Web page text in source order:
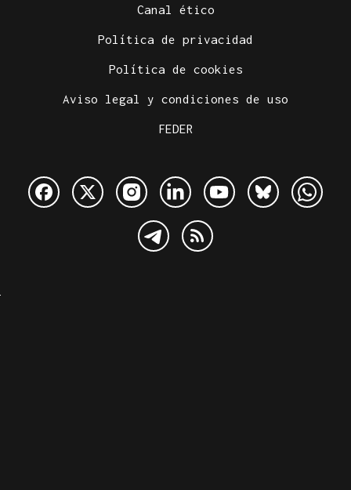
Canal ético
Política de privacidad
Política de cookies
Aviso legal y condiciones de uso
FEDER